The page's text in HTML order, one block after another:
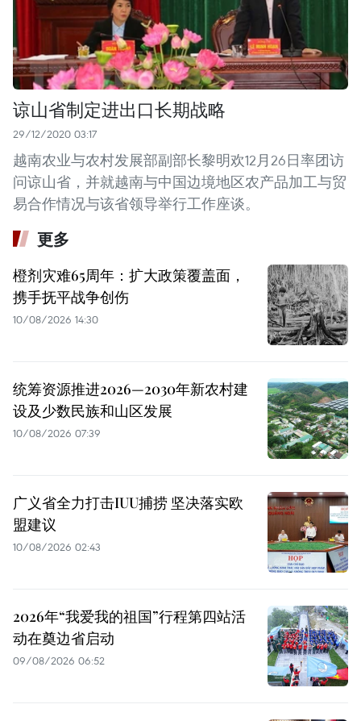
谅山省制定进出口长期战略
29/12/2020 03:17
越南农业与农村发展部副部长黎明欢12月26日率团访
问谅山省，并就越南与中国边境地区农产品加工与贸
易合作情况与该省领导举行工作座谈。
更多
橙剂灾难65周年：扩大政策覆盖面，
携手抚平战争创伤
10/08/2026 14:30
统筹资源推进2026—2030年新农村建
设及少数民族和山区发展
10/08/2026 07:39
广义省全力打击IUU捕捞 坚决落实欧
盟建议
10/08/2026 02:43
2026年“我爱我的祖国”行程第四站活
动在奠边省启动
09/08/2026 06:52